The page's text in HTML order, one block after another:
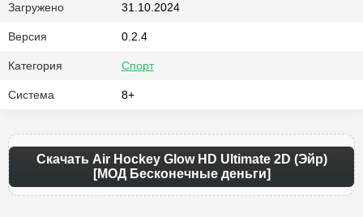
Загружено 31.10.2024
Версия 0.2.4
Категория Спорт
Система 8+
Скачать Air Hockey Glow HD Ultimate 2D (Эйр)
[МОД Бесконечные деньги]